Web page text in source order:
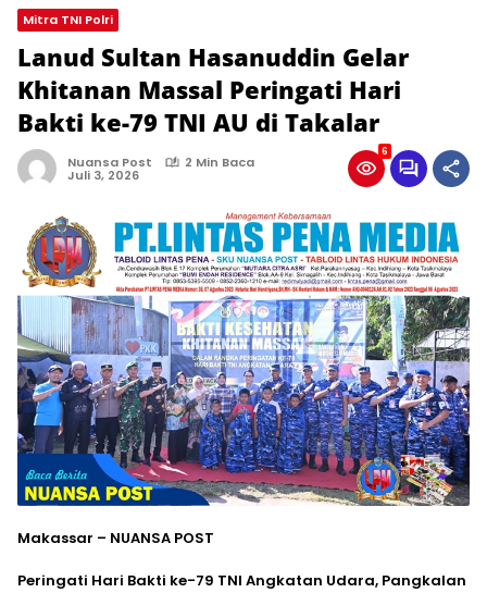
Mitra TNI Polri
Lanud Sultan Hasanuddin Gelar
Khitanan Massal Peringati Hari
Bakti ke-79 TNI AU di Takalar
Nuansa Post 2 Min Baca
Juli 3, 2026
6
Makassar – NUANSA POST
Peringati Hari Bakti ke-79 TNI Angkatan Udara, Pangkalan